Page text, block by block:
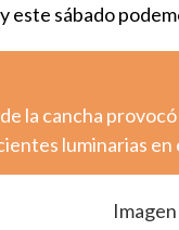
este sábado
la cancha
luminarias en